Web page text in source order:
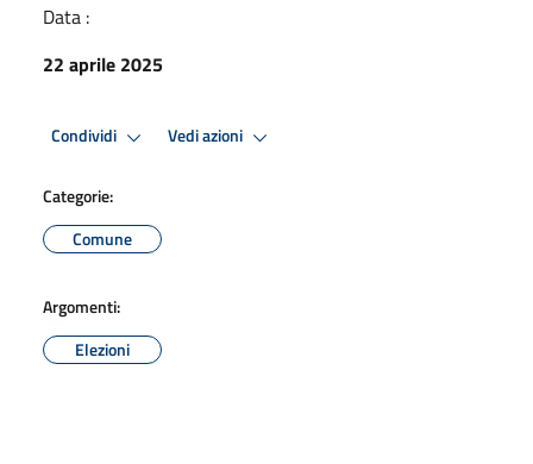
Data :
22 aprile 2025
Condividi Vedi azioni
Categorie:
Comune
Argomenti:
Elezioni